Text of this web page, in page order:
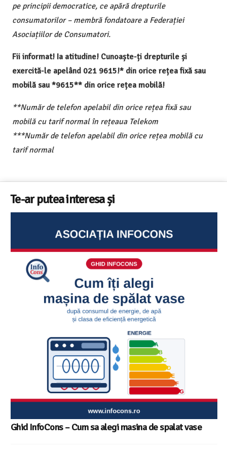
pe principii democratice, ce apără drepturile
consumatorilor – membră fondatoare a Federației
Asociațiilor de Consumatori.
Fii informat! Ia atitudine! Cunoaște-ți drepturile și
exercită-le apelând 021 9615!* din orice rețea fixă sau
mobilă sau *9615** din orice rețea mobilă!
**Număr de telefon apelabil din orice rețea fixă sau
mobilă cu tarif normal în rețeaua Telekom
***Număr de telefon apelabil din orice rețea mobilă cu
tarif normal
Te-ar putea interesa și
vase
Sunetul la televizor- 8 sfaturi utile ca să
replică – ghid InfoCons